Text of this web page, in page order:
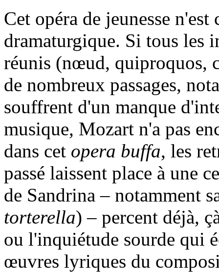
Cet opéra de jeunesse
dramaturgique. Si tous les
réunis (nœud, quiproquos,
de nombreux passages,
souffrent d'un manque
musique, Mozart n'a pas
dans cet opera buffa, les
passé laissent place à une
de Sandrina – notamment
torterella) – percent déjà,
ou l'inquiétude sourde qui
œuvres lyriques du